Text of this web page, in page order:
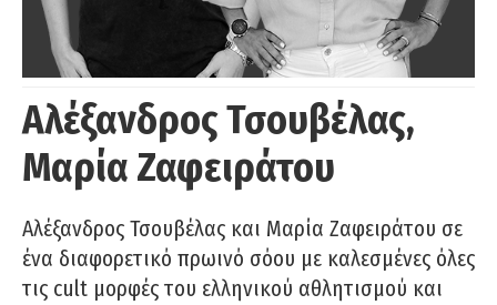
Αλέξανδρος Τσουβέλας,
Μαρία Ζαφειράτου
Αλέξανδρος Τσουβέλας και Μαρία Ζαφειράτου σε
ένα διαφορετικό πρωινό σόου με καλεσμένες όλες
τις cult μορφές του ελληνικού αθλητισμού και